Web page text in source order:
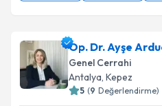
Op. Dr. Ayşe
Genel Cerrahi
Antalya, Kepez
5 (9 Değerlendirme)